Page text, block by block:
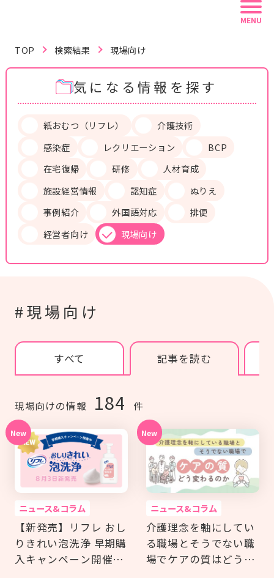
MENU
記事を読む 動画で学ぶ 資料を探す
リフレ白書
キーワードから探す
#紙おむつ（リフレ） #介護技術
#レクリエーション
#BCP
#在宅復帰
#外国語対応
#現場向け
カタログ・使い方ガイド
個人情報保護方針 お問い合わせ
TOP 検索結果 現場向け
気になる情報を探す
紙おむつ（リフレ）
介護技術
感染症
レクリエーション
BCP
在宅復帰
研修
人材育成
施設経営情報
認知症
ぬりえ
事例紹介
外国語対応
排便
経営者向け
現場向け
#現場向け
すべて 記事を読む
現場向けの情報 184 件
ニュース&コラム
【新発売】リフレ おし
りきれい泡洗浄 早期購
入キャンペーン開催中
ニュース&コラム
介護理念を軸にしてい
る職場とそうでない職
場でケアの質はどう変